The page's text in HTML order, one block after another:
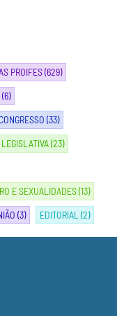
PROIFES(629)
(6)
(33)
(23)
E SEXUALIDADES(13)
(3) EDITORIAL (2)